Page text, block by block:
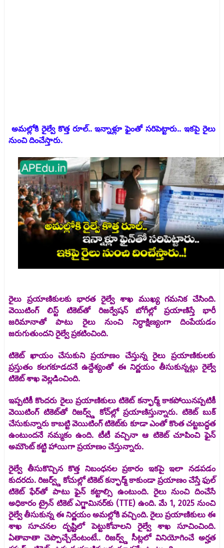
అమల్లోకి రైల్వే కొత్త రూల్.. ఇన్నాళ్లూ ఫైంతో సరిపెట్టారు.. ఇకపై రైలు
నుంచి దించేస్తారు.
రైలు ప్రయాణికులకు భారత రైల్వే శాఖ ముఖ్య గమనిక చేసింది.
వెయిటింగ్ లిస్ట్ టికెట్‌తో రిజర్వేషన్ బోగీల్లో ప్రయాణిస్తే భారీ
జరిమానాతో పాటు రైలు నుంచి నిర్ధాక్షిణ్యంగా దింపేయడం
జరుగుతుందని రైల్వే ప్రకటించింది.
టికెట్ ఖాయం చేసుకుని ప్రయాణం చేస్తున్న రైలు ప్రయాణికులకు
ప్రస్తుతం కలగకూడదనే ఉద్దేశ్యంతో ఈ నిర్ణయం తీసుకున్నట్లు రైల్వే
టికెట్ శాఖ వెల్లడించింది.
ఇప్పటికీ కొందరు రైలు ప్రయాణికులు టికెట్ కన్ఫార్మ్ కాకపోయినప్పటికీ
వెయిటింగ్ టికెట్⁬తో రిజర్వ్డ్ కోచ్⁬ల్లో ప్రయాణిస్తున్నారు. టికెట్ బుక్
చేసుకున్నారు కాబట్టి వెయిటింగ్ టికెట్⁬కు కూడా ఎంతో కొంత చట్టబద్ధత
ఉంటుందనే నమ్మకం ఉంది. టీటీ వచ్చినా ఆ టికెట్ చూపించి ఫైన్
అమౌంట్ కట్టి హాయిగా ప్రయాణం చేస్తున్నారు.
రైల్వే తీసుకొచ్చిన కొత్త నిబంధనల ప్రకారం ఇకపై ఇలా నడపడం
కుదరదు. రిజర్వ్డ్ కోచుల్లో టికెట్ కన్ఫార్మ్ కాకుండా ప్రయాణం చేస్తే ఫుల్
టికెట్ ఫేర్⁬తో పాటు ఫైన్ కట్టాల్సి ఉంటుంది. రైలు నుంచి దించేసే
అధికారం ట్రైన్ టికెట్ ఎగ్జామినర్⁬కు (TTE) ఉంది. మే 1, 2025 నుంచి
రైల్వే తీసుకున్న ఈ నిర్ణయం అమల్లోకి వచ్చింది. రైలు ప్రయాణికులు ఈ
శాఖ సూచనల దృష్టిలో పెట్టుకోవాలని రైల్వే శాఖ సూచించింది.
ఏతావాతా చెప్పొచ్చేదేంటంటే.. రిజర్వ్డ్ సీట్లలో వినియోగించే అర్హత